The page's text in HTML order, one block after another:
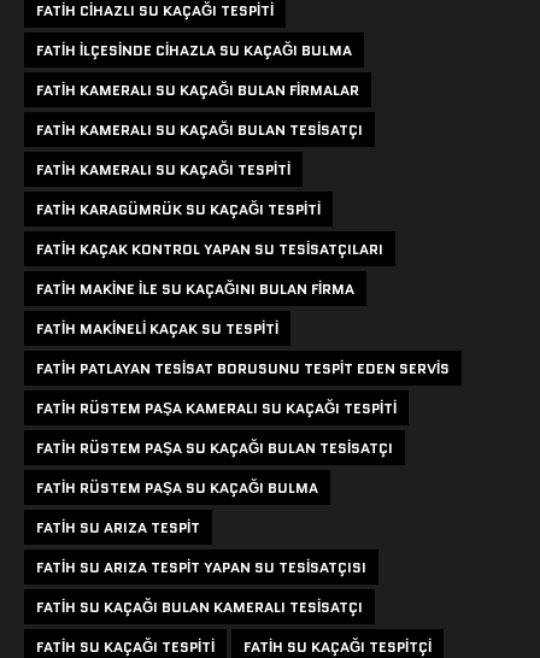
FATIH CIHAZLI SU KAÇAĞI TESPITI
FATIH ILÇESINDE CIHAZLA SU KAÇAĞI BULMA
FATIH KAMERALI SU KAÇAĞI BULAN FIRMALAR
FATIH KAMERALI SU KAÇAĞI BULAN TESISATÇI
FATIH KAMERALI SU KAÇAĞI TESPITI
FATIH KARAGÜMRÜK SU KAÇAĞI TESPITI
FATIH KAÇAK KONTROL YAPAN SU TESISATÇILARI
FATIH MAKINE ILE SU KAÇAĞINI BULAN FIRMA
FATIH MAKINELI KAÇAK SU TESPITI
FATIH PATLAYAN TESISAT BORUSUNU TESPIT EDEN SERVIS
FATIH RÜSTEM PAŞA KAMERALI SU KAÇAĞI TESPITI
FATIH RÜSTEM PAŞA SU KAÇAĞI BULAN TESISATÇI
FATIH RÜSTEM PAŞA SU KAÇAĞI BULMA
FATIH SU ARIZA TESPIT
FATIH SU ARIZA TESPIT YAPAN SU TESISATÇISI
FATIH SU KAÇAĞI BULAN KAMERALI TESISATÇI
FATIH SU KAÇAĞI TESPITI
FATIH SU KAÇAĞI TESPITÇI